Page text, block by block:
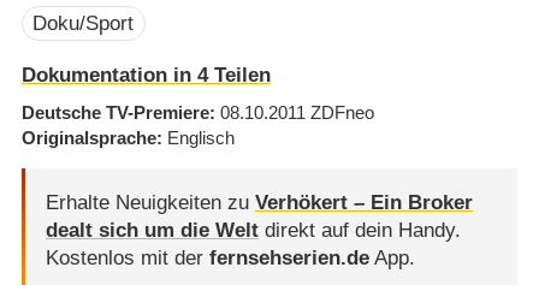
Doku/Sport
Dokumentation in 4 Teilen
Deutsche TV-Premiere 08.10.2011 ZDFneo
Originalsprache Englisch
Erhalte Neuigkeiten zu Verhökert – Ein Broker
dealt sich um die Weltdirekt auf dein Handy.
Kostenlos mit der fernsehserien.deApp.